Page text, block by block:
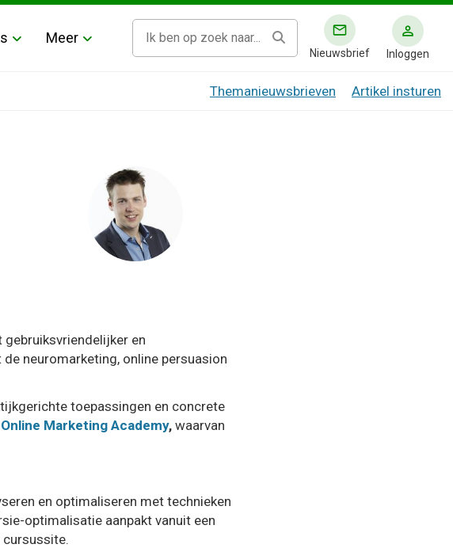
Meer
Nieuwsbrief Inloggen
Themanieuwsbrieven Artikel insturen
en
neuromarketing, online persuasion
toepassingen en concrete
Online Marketing Academy,waarvan
en optimaliseren met technieken
optimalisatie aanpakt vanuit een
cursussite.